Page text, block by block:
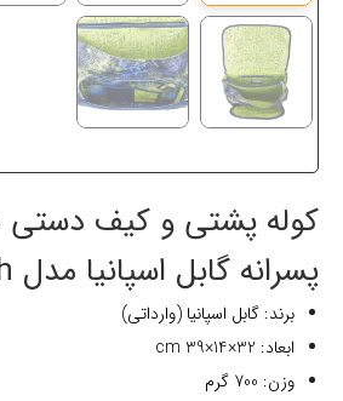
کوله پشتی و کیف دستی
پسرانه گابل اسپانیا مدل Coach
برند: گابل اسپانیا (وارداتی)
ابعاد: 32×14×39 cm
وزن: 700 گرم